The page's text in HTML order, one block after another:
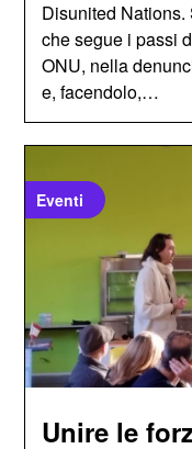
Disunited Nations.
che segue i passi
ONU, nella
e, facendolo,…
Eventi
Unire le